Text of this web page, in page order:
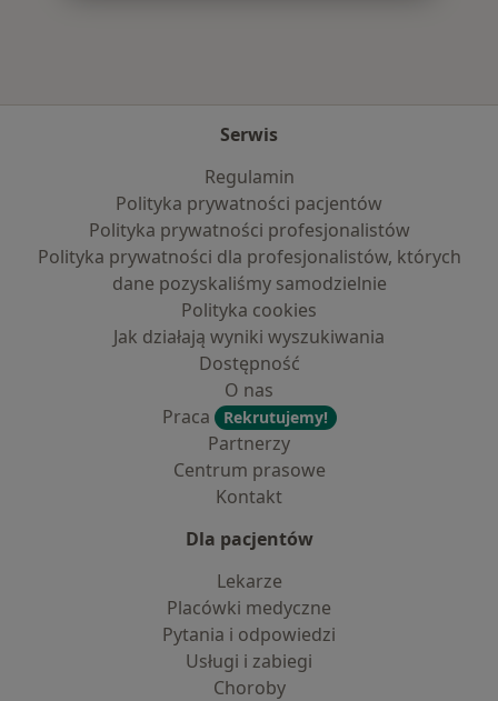
Serwis
Regulamin
Polityka prywatności pacjentów
Polityka prywatności profesjonalistów
Polityka prywatności dla profesjonalistów, których
dane pozyskaliśmy samodzielnie
Polityka cookies
Jak działają wyniki wyszukiwania
Dostępność
O nas
Praca
Rekrutujemy!
Partnerzy
Centrum prasowe
Kontakt
Dla pacjentów
Lekarze
Placówki medyczne
Pytania i odpowiedzi
Usługi i zabiegi
Choroby